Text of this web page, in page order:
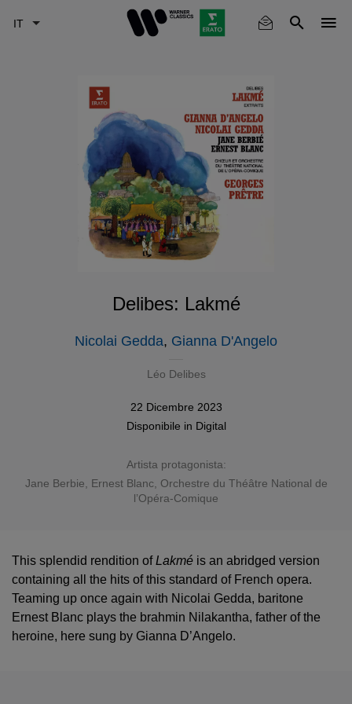
Delibes: Lakmé
Nicolai Gedda, Gianna D'Angelo
Léo Delibes
22 Dicembre 2023
Disponibile in Digital
Artista protagonista:
Jane Berbie
Ernest Blanc, Orchestre du Théâtre National de
l’Opéra-Comique
This splendid rendition ofLakmé is an abridged version
containing all the hits of this standard of French opera.
Teaming up once again with Nicolai Gedda, baritone
Ernest Blanc plays the brahmin Nilakantha, father of the
heroine, here sung by Gianna D’Angelo.